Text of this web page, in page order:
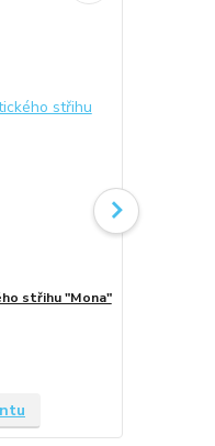
střihu "Mona"